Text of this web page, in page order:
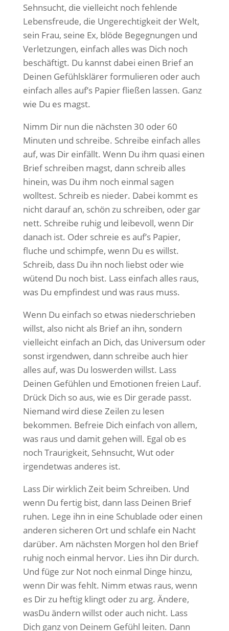
Sehnsucht, die vielleicht noch fehlende
Lebensfreude, die Ungerechtigkeit der Welt,
sein Frau, seine Ex, blöde Begegnungen und
Verletzungen, einfach alles was Dich noch
beschäftigt. Du kannst dabei einen Brief an
Deinen Gefühlsklärer formulieren oder auch
einfach alles auf’s Papier fließen lassen. Ganz
wie Du es magst.
Nimm Dir nun die nächsten 30 oder 60
Minuten und schreibe. Schreibe einfach alles
auf, was Dir einfällt. Wenn Du ihm quasi einen
Brief schreiben magst, dann schreib alles
hinein, was Du ihm noch einmal sagen
wolltest. Schreib es nieder. Dabei kommt es
nicht darauf an, schön zu schreiben, oder gar
nett. Schreibe ruhig und leibevoll, wenn Dir
danach ist. Oder schreie es auf’s Papier,
fluche und schimpfe, wenn Du es willst.
Schreib, dass Du ihn noch liebst oder wie
wütend Du noch bist. Lass einfach alles raus,
was Du empfindest und was raus muss.
Wenn Du einfach so etwas niederschrieben
willst, also nicht als Brief an ihn, sondern
vielleicht einfach an Dich, das Universum oder
sonst irgendwen, dann schreibe auch hier
alles auf, was Du loswerden willst. Lass
Deinen Gefühlen und Emotionen freien Lauf.
Drück Dich so aus, wie es Dir gerade passt.
Niemand wird diese Zeilen zu lesen
bekommen. Befreie Dich einfach von allem,
was raus und damit gehen will. Egal ob es
noch Traurigkeit, Sehnsucht, Wut oder
irgendetwas anderes ist.
Lass Dir wirklich Zeit beim Schreiben. Und
wenn Du fertig bist, dann lass Deinen Brief
ruhen. Lege ihn in eine Schublade oder einen
anderen sicheren Ort und schlafe ein Nacht
darüber. Am nächsten Morgen hol den Brief
ruhig noch einmal hervor. Lies ihn Dir durch.
Und füge zur Not noch einmal Dinge hinzu,
wenn Dir was fehlt. Nimm etwas raus, wenn
es Dir zu heftig klingt oder zu arg. Ändere,
wasDu ändern willst oder auch nicht. Lass
Dich ganz von Deinem Gefühl leiten. Dann